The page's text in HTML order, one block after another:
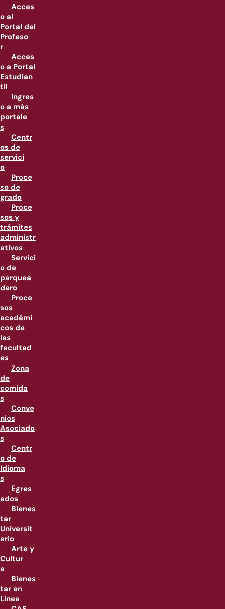
Acces
o al
Portal del
Profeso
r
Acces
o a Portal
Estudian
til
Ingres
o a más
portale
s
Centr
os de
servici
o
Proce
so de
grado
Proce
sos y
trámites
administr
ativos
Servici
o de
parquea
dero
Proce
sos
académi
cos de
las
facultad
es
Zona
de
comida
s
Conve
nios
Asociado
s
Centr
o de
Idioma
s
Egres
ados
Bienes
tar
Universit
ario
Arte y
Cultur
a
Bienes
tar en
Linea